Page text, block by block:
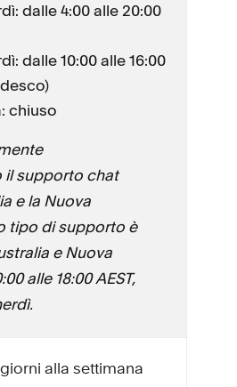
dalle 4:00 alle 20:00
dalle 10:00 alle 16:00
chiuso
il supporto chat
e la Nuova
tipo di supporto è
e Nuova
alle 18:00 AEST,
alla settimana